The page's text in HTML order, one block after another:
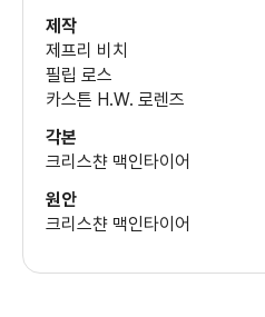
제작
제프리 비치
필립 로스
카스튼 H.W. 로렌즈
각본
크리스챤 맥인타이어
원안
크리스챤 맥인타이어